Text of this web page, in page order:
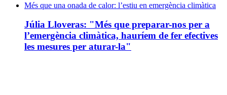
Més que una onada de calor: l’estiu en emergència climàtica
Júlia Lloveras: "Més que preparar-nos per a
l’emergència climàtica, hauríem de fer efectives
les mesures per aturar-la"